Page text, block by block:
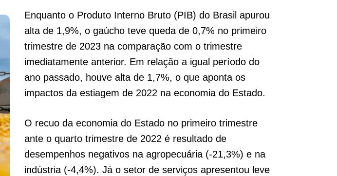
Enquanto o Produto Interno Bruto (PIB) do Brasil apurou
alta de 1,9%, o gaúcho teve queda de 0,7% no primeiro
trimestre de 2023 na comparação com o trimestre
imediatamente anterior. Em relação a igual período do
ano passado, houve alta de 1,7%, o que aponta os
impactos da estiagem de 2022 na economia do Estado.
O recuo da economia do Estado no primeiro trimestre
ante o quarto trimestre de 2022 é resultado de
desempenhos negativos na agropecuária (-21,3%) e na
indústria (-4,4%). Já o setor de serviços apresentou leve